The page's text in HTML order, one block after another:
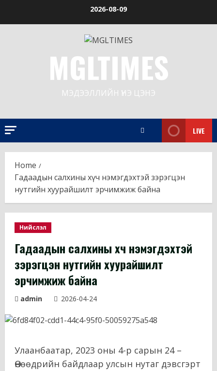
2026-08-09
MGLTIMES
МЭДЭЭЛЛИЙН ҮНЭ ЦЭНЭ
LIVE
Home
Гадаадын салхины хүч нэмэгдэхтэй зэрэгцэн
нутгийн хуурайшилт эрчимжиж байна
Нийслэл
Гадаадын салхины хүч нэмэгдэхтэй
зэрэгцэн нутгийн хуурайшилт
эрчимжиж байна
admin 2026-04-24
Улаанбаатар, 2023 оны 4-р сарын 24 –
Өнөөдрийн байдлаар улсын нутаг дэвсгэрт